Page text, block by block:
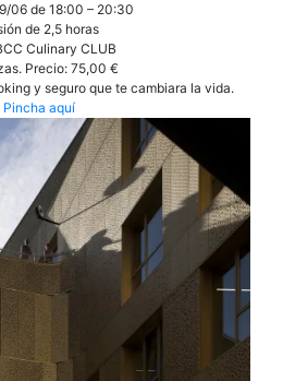
06 de 18:00 – 20:30
de 2,5 horas
Culinary CLUB
Precio: 75,00 €
y seguro que te cambiara la vida.
Pincha aquí